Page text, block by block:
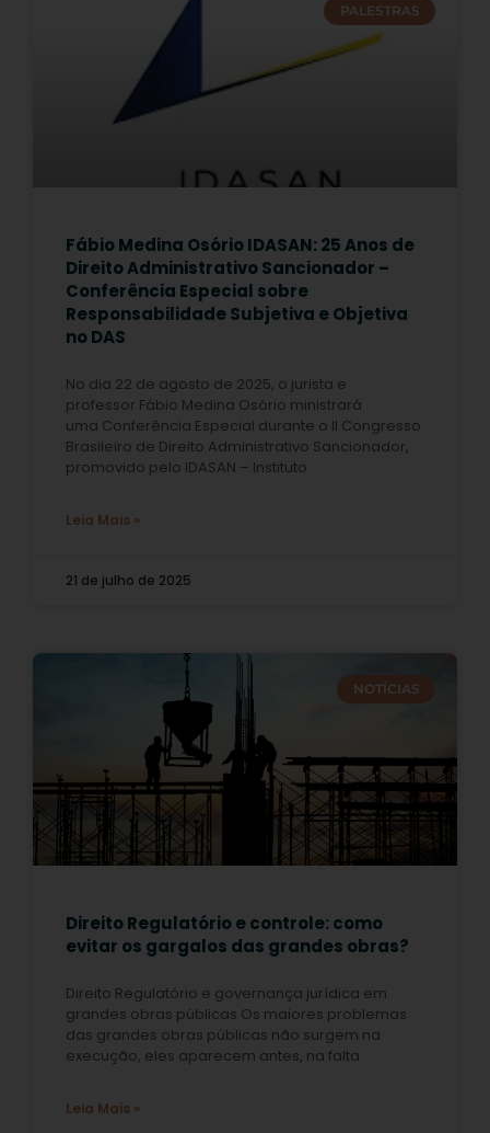
PALESTRAS
Fábio Medina Osório IDASAN: 25 Anos de
Direito Administrativo Sancionador –
Conferência Especial sobre
Responsabilidade Subjetiva e Objetiva
no DAS
No dia 22 de agosto de 2025, o jurista e
professor Fábio Medina Osório ministrará
uma Conferência Especial durante o II Congresso
Brasileiro de Direito Administrativo Sancionador,
promovido pelo IDASAN – Instituto
Leia Mais »
21 de julho de 2025
NOTÍCIAS
Direito Regulatório e controle: como
evitar os gargalos das grandes obras?
Direito Regulatório e governança jurídica em
grandes obras públicas Os maiores problemas
das grandes obras públicas não surgem na
execução, eles aparecem antes, na falta
Leia Mais »